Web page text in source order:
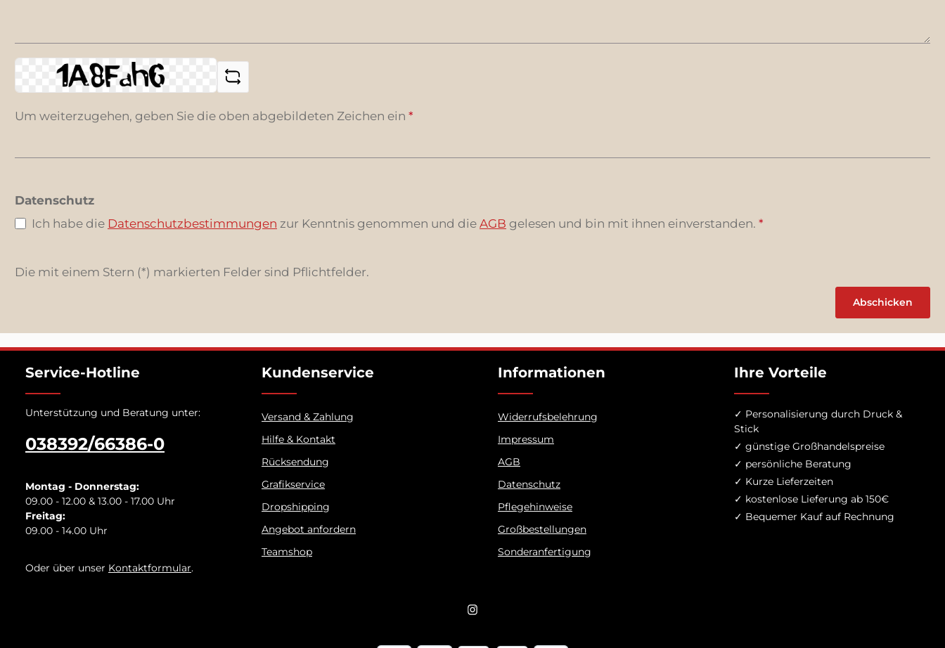
Um weiterzugehen, geben Sie die oben abgebildeten Zeichen ein *
Datenschutz
Ich habe die Datenschutzbestimmungen zur Kenntnis genommen und die AGB gelesen und bin mit ihnen einverstanden. *
Die mit einem Stern (*) markierten Felder sind Pflichtfelder.
Abschicken
Service-Hotline
Unterstützung und Beratung unter:
038392/66386-0
Montag - Donnerstag:
09.00 - 12.00 & 13.00 - 17.00 Uhr
Freitag:
09.00 - 14.00 Uhr
Oder über unser Kontaktformular.
Kundenservice
Versand & Zahlung
Hilfe & Kontakt
Rücksendung
Grafikservice
Dropshipping
Angebot anfordern
Teamshop
Informationen
Widerrufsbelehrung
Impressum
AGB
Datenschutz
Pflegehinweise
Großbestellungen
Sonderanfertigung
Ihre Vorteile
✓ Personalisierung durch Druck &
Stick
✓ günstige Großhandelspreise
✓ persönliche Beratung
✓ Kurze Lieferzeiten
✓ kostenlose Lieferung ab 150€
✓ Bequemer Kauf auf Rechnung